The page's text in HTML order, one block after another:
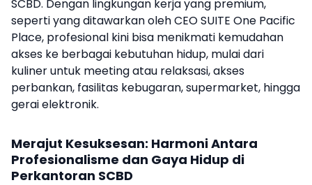
SCBD. Dengan lingkungan kerja yang premium,
seperti yang ditawarkan oleh CEO SUITE One Pacific
Place, profesional kini bisa menikmati kemudahan
akses ke berbagai kebutuhan hidup, mulai dari
kuliner untuk meeting atau relaksasi, akses
perbankan, fasilitas kebugaran, supermarket, hingga
gerai elektronik.
Merajut Kesuksesan: Harmoni Antara
Profesionalisme dan Gaya Hidup di
Perkantoran SCBD